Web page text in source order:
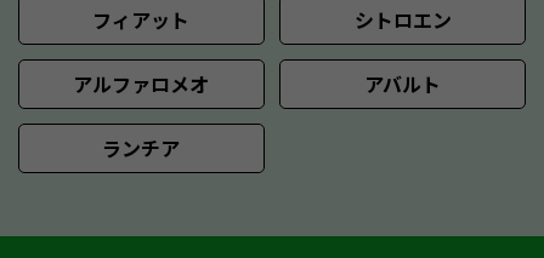
フィアット シトロエン
アルファロメオ アバルト
ランチア